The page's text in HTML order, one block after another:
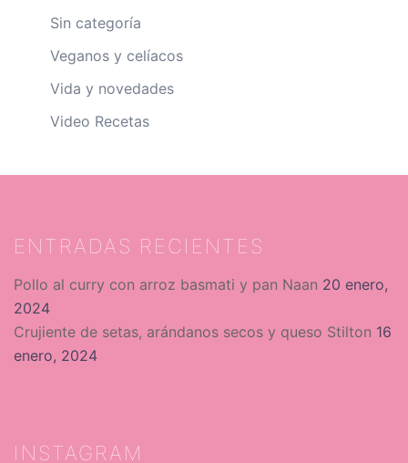
Sin categoría
Veganos y celíacos
Vida y novedades
Video Recetas
ENTRADAS RECIENTES
Pollo al curry con arroz basmati y pan Naan 20 enero,
2024
Crujiente de setas, arándanos secos y queso Stilton 16
enero, 2024
INSTAGRAM